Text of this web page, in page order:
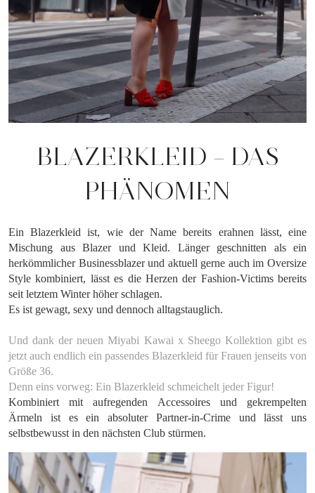
BLAZERKLEID – DAS
PHÄNOMEN
Ein Blazerkleid ist, wie der Name bereits erahnen lässt, eine
Mischung aus Blazer und Kleid. Länger geschnitten als ein
herkömmlicher Businessblazer und aktuell gerne auch im Oversize
Style kombiniert, lässt es die Herzen der Fashion-Victims bereits
seit letztem Winter höher schlagen.
Es ist gewagt, sexy und dennoch alltagstauglich.
Und dank der neuen Miyabi Kawai x Sheego Kollektion gibt es
jetzt auch endlich ein passendes Blazerkleid für Frauen jenseits von
Größe 36.
Denn eins vorweg: Ein Blazerkleid schmeichelt jeder Figur!
Kombiniert mit aufregenden Accessoires und gekrempelten
Ärmeln ist es ein absoluter Partner-in-Crime und lässt uns
selbstbewusst in den nächsten Club stürmen.